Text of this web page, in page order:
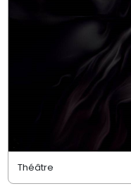
Théâtre